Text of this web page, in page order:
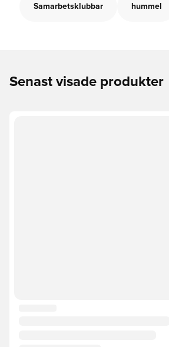
Samarbetsklubbar hummel
Senast visade produkter